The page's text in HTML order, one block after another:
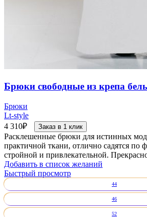
Брюки свободные из крепа
Брюки
Lt-style
4 310₽ Заказ в 1 клик
Расклешенные брюки для истинных
практичной ткани, отлично садятся по
стройной и привлекательной.
Добавить в список желаний
Быстрый просмотр
44
46
52